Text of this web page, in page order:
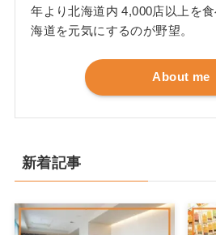
年より北海道内 4,000店以上を
海道を元気にするのが野望。
About me
新着記事